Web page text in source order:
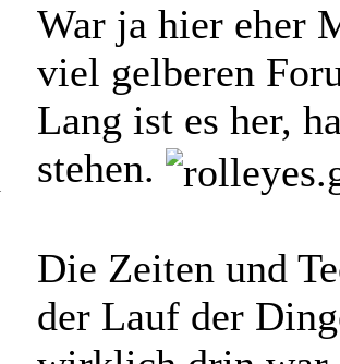
War ja hier eher
viel gelberen
Lang ist es her,
stehen.
Die Zeiten und
der Lauf der